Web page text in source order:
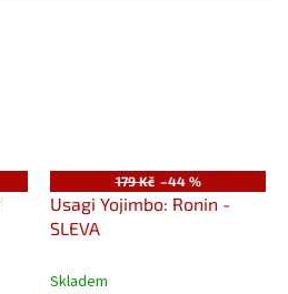
179 Kč –44 %
Usagi Yojimbo: Ronin -
SLEVA
Skladem